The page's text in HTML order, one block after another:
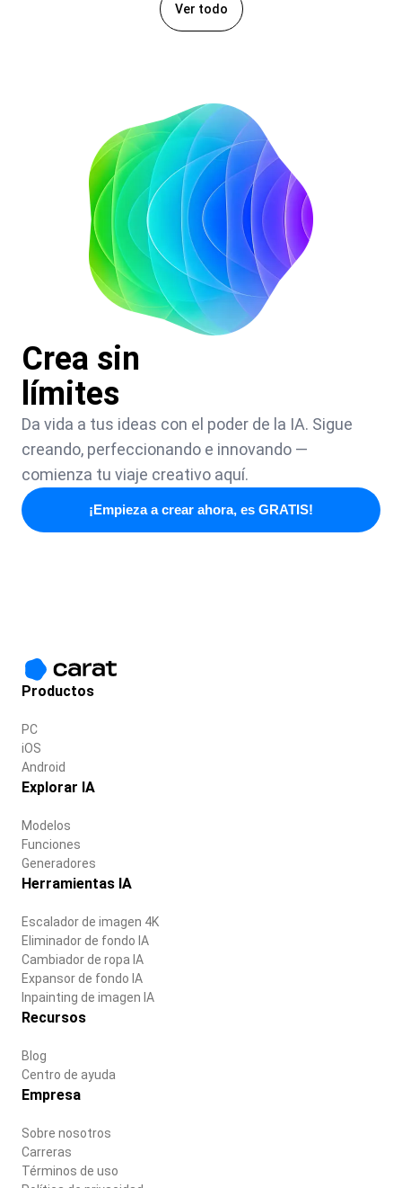
Ver todo
Crea sin
límites
Da vida a tus ideas con el poder de la IA. Sigue
creando, perfeccionando e innovando —
comienza tu viaje creativo aquí.
¡Empieza a crear ahora, es GRATIS!
Productos
PC
iOS
Android
Explorar IA
Modelos
Funciones
Generadores
Herramientas IA
Escalador de imagen 4K
Eliminador de fondo IA
Cambiador de ropa IA
Expansor de fondo IA
Inpainting de imagen IA
Recursos
Blog
Centro de ayuda
Empresa
Sobre nosotros
Carreras
Términos de uso